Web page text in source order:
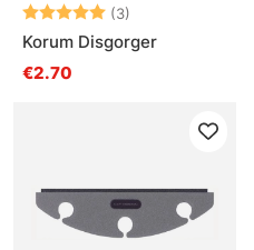
Arvio: (3)
Korum Disgorger
€2.70